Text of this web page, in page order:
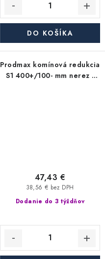
DO KOŠÍKA
Prodmax komínová redukcia
S1 400+/100- mm nerez -
Dodanie do 3 týždňov
38,56 € bez DPH
47,43 €